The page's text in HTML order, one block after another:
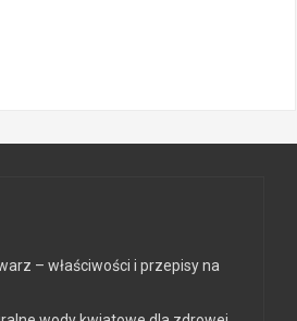
– właściwości i przepisy na